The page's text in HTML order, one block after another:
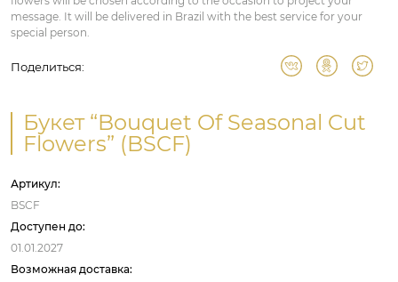
message. It will be delivered in Brazil with the best service for your
special person.
Поделиться:
Букет “Bouquet Of Seasonal Cut
Flowers” (BSCF)
Артикул:
BSCF
Доступен до:
01.01.2027
Возможная доставка: